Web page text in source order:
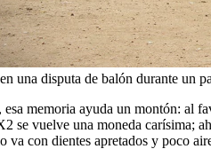
una disputa de balón durante un
esa memoria ayuda un montón: al
se vuelve una moneda carísima;
va con dientes apretados y poco